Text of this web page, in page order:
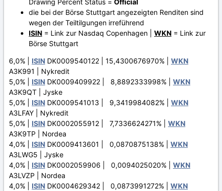
die bei der Börse Stuttgart angezeigten Renditen sind
wegen der Teiltilgungen irreführend
ISIN = Link zur Nasdaq Copenhagen | WKN = Link zur
Börse Stuttgart
6,0% | ISIN DK0009540122 | 15,4300676970% | WKN
A3K991 | Nykredit
5,0% | ISIN DK0009409922 | 8,8892333998% | WKN
A3K9QT | Jyske
5,0% | ISIN DK0009541013 | 9,3419984082% | WKN
A3LFAY | Nykredit
5,0% | ISIN DK0002055912 | 7,7336624271% | WKN
A3K9TP | Nordea
4,0% | ISIN DK0009413601 | 0,0870875138% | WKN
A3LWG5 | Jyske
4,0% | ISIN DK0002059906 | 0,0094025020% | WKN
A3LVZP | Nordea
4,0% | ISIN DK0004629342 | 0,0873991272% | WKN